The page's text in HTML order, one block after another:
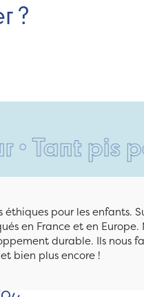
?
pour vos
pour les enfants.
en France et en
durable. Ils nous
bien plus encore !